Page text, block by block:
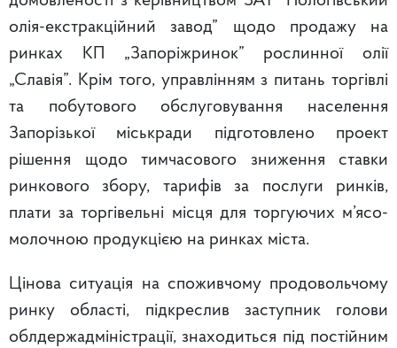
олія-екстракційний завод” щодо продажу на
ринках КП „Запоріжринок” рослинної олії
„Славія”. Крім того, управлінням з питань торгівлі
та побутового обслуговування населення
Запорізької міськради підготовлено проект
рішення щодо тимчасового зниження ставки
ринкового збору, тарифів за послуги ринків,
плати за торгівельні місця для торгуючих м’ясо-
молочною продукцією на ринках міста.
Цінова ситуація на споживчому продовольчому
ринку області, підкреслив заступник голови
облдержадміністрації, знаходиться під постійним